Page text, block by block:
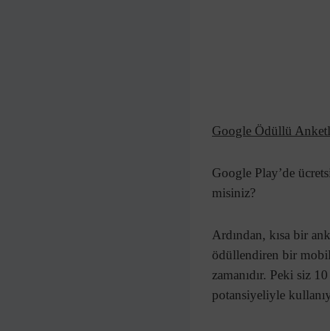
Google Ödüllü
Google Play’de
misiniz?
Ardından, kısa bir
ödüllendiren bir mobil
zamanıdır. Peki siz
potansiyeliyle